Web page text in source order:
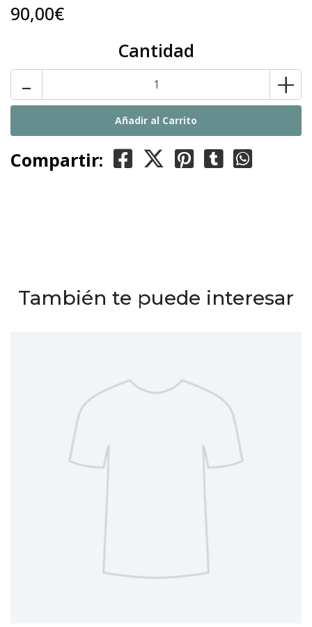
90,00€
Cantidad
- +
Compartir:
También te puede interesar